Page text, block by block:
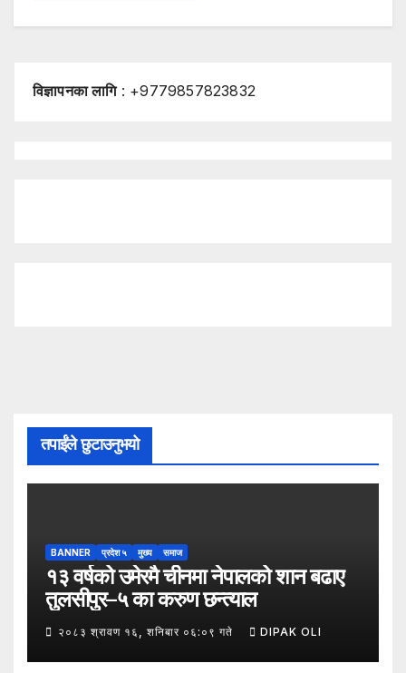
विज्ञापनका लागि: +9779857823832
तपाईंले छुटाउनुभयो
BANNER प्रदेश ५ मुख्य समाज
१३ वर्षको उमेरमै चीनमा नेपालको शान बढाए
तुलसीपुर–५ का करुण छन्त्याल
२०८३ श्रावण १६, शनिबार ०६:०९ गते DIPAK OLI